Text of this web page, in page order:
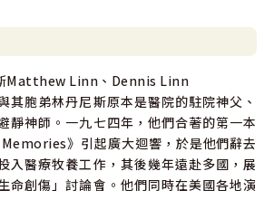
得治癒的三個步驟：把自己的感受告訴基
受、依基督的指引而行，並提供實際的操
們將能解除心靈的負擔和桎梏，克服焦
罪惡感等情緒，找到內在的平安和喜樂。
之後，我們將會發現，那些曾讓人一蹶不
Matthew Linn、Dennis Linn
其胞弟林丹尼斯原本是醫院的駐院神父、
靜神師。一九七四年，他們合著的第一本
》引起廣大迴響，於是他們辭去
入醫療牧養工作，其後幾年遠赴多國，展
命創傷」討論會。他們同時在美國各地演